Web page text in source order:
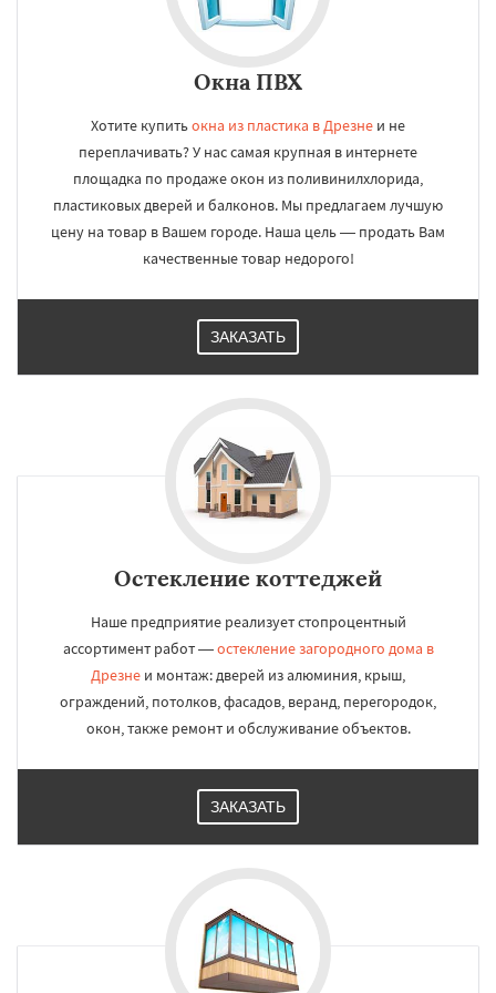
Окна ПВХ
Хотите купитьокна из пластика в Дрезне и не
переплачивать? У нас самая крупная в интернете
площадка по продаже окон из поливинилхлорида,
пластиковых дверей и балконов. Мы предлагаем лучшую
цену на товар в Вашем городе. Наша цель — продать Вам
качественные товар недорого!
ЗАКАЗАТЬ
Остекление коттеджей
Наше предприятие реализует стопроцентный
ассортимент работ —остекление загородного дома в
Дрезне и монтаж: дверей из алюминия, крыш,
ограждений, потолков, фасадов, веранд, перегородок,
окон, также ремонт и обслуживание объектов.
ЗАКАЗАТЬ